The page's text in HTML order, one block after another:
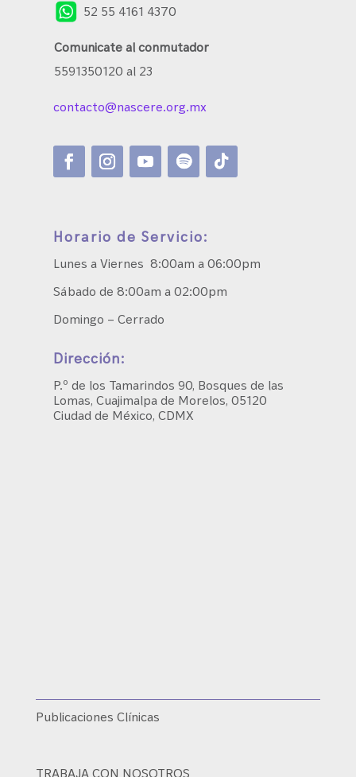
52 55 4161 4370
Comunicate al conmutador
5591350120 al 23
contacto@nascere.org.mx
Horario de Servicio:
Lunes a Viernes 8:00am a 06:00pm
Sábado de 8:00am a 02:00pm
Domingo – Cerrado
Dirección:
P.º de los Tamarindos 90, Bosques de las
Lomas, Cuajimalpa de Morelos, 05120
Ciudad de México, CDMX
Publicaciones Clínicas
TRABAJA CON NOSOTROS